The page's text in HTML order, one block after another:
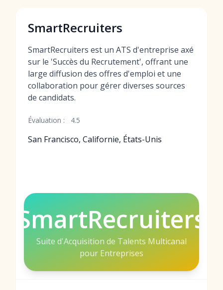
SmartRecruiters
SmartRecruiters est un ATS d'entreprise axé
sur le 'Succès du Recrutement', offrant une
large diffusion des offres d'emploi et une
collaboration pour gérer diverses sources
de candidats.
Évaluation : 4.5
San Francisco, Californie, États-Unis
SmartRecruiters
Suite d'Acquisition de Talents Multicanal
pour Entreprises